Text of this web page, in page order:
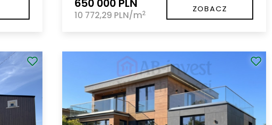
650 000 PLN
10 772,29 PLN/m2 ZOBACZ